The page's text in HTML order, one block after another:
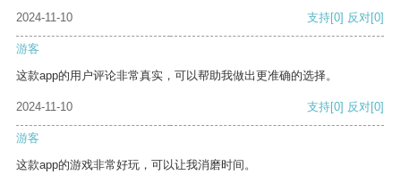
2024-11-10
支持[0] 反对[0]
游客
这款app的用户评论非常真实，可以帮助我做出更准确的选择。
2024-11-10 支持[0] 反对[0]
游客
这款app的游戏非常好玩，可以让我消磨时间。